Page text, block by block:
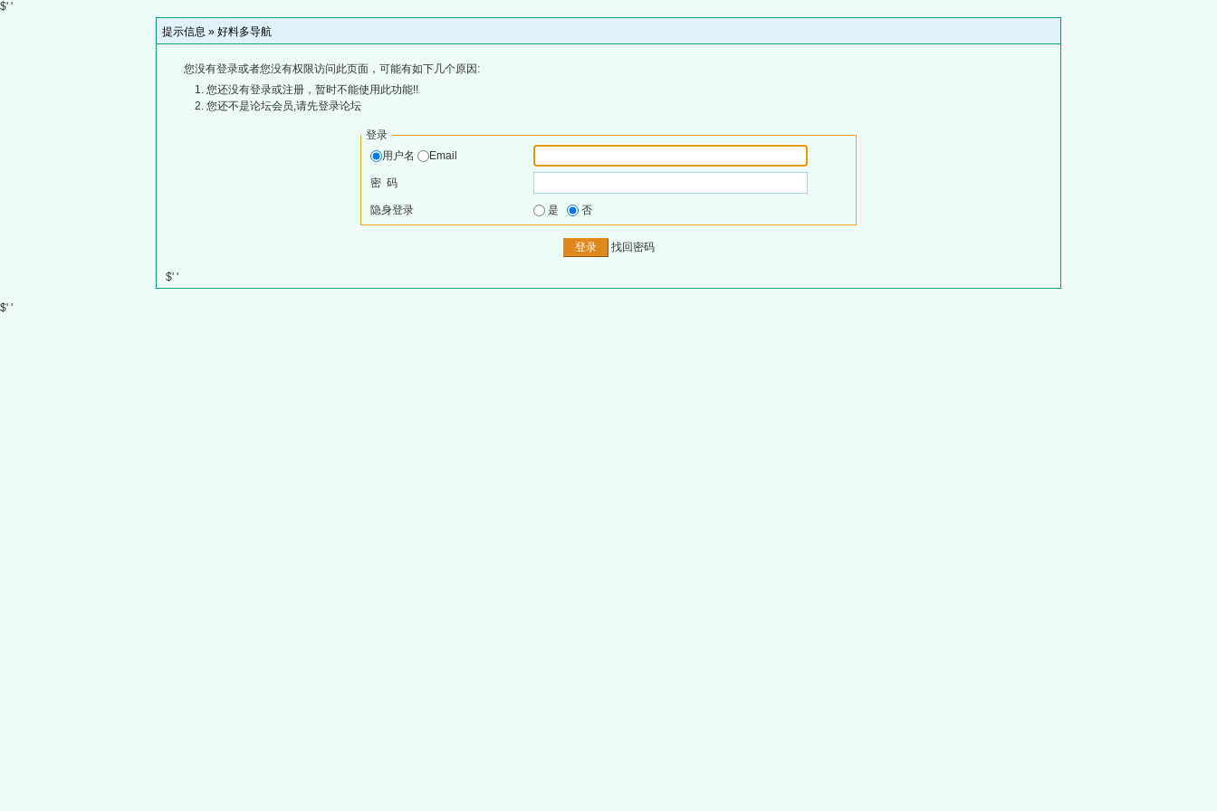
$' '
提示信息 » 好料多导航
您没有登录或者您没有权限访问此页面，可能有如下几个原因:
您还没有登录或注册，暂时不能使用此功能!!
您还不是论坛会员,请先登录论坛
登录
用户名
Email
密 码
隐身登录 是 否
找回密码
$' '
$' '